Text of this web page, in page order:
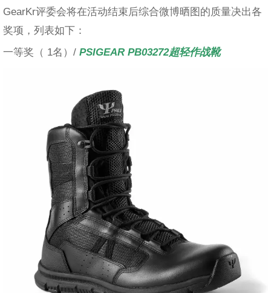
GearKr评委会将在活动结束后综合微博晒图的质量决出各
奖项，列表如下：
一等奖（ 1名）/ PSIGEAR PB03272超轻作战靴